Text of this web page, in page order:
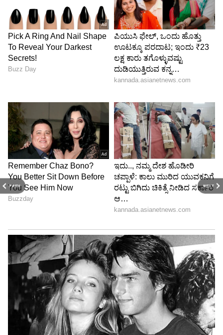
PREV NEXT
ಇದನ್ನೂ ಓದಿ: ಆರತಕ್ಷತೆ ನಡೆದ ಕೆಲವೇ ನಿಮಿಷಗಳಲ್ಲಿ
ಭೀಕರ ಅಪಘಾತದಲ್ಲಿ ಬಲಿಯಾದ ವಧು; ವರನಿಗೆ
ಗಂಭೀರ ಗಾಯ!
ಇದೇ ರೀತಿ, ಪ್ರತಿನಿಧಿಗಳ ಸದನದಲ್ಲಿ ದೀಪಾವಳಿ ಡೇ ಆ್ಯಕ್ಟ್
ಸಮುದಾಯದವರು ಶ್ಲಾಘಿಸಿದರು.
ಇದನ್ನೂ ಓದಿ:ಏರ್‌ಪೋರ್ಟ್‌ ಗೇಟ್‌ನಲ್ಲೇ ಕಾಮಿಡಿಯನ್‌
ಸೇರಿ ಇಬ್ಬರು ಮಹಿಳೆಯರ ಬಟ್ಟೆ ಬಿಚ್ಚಿಸಿದ ಏರ್‌ಲೈನ್ಸ್‌
ಸಿಬ್ಬಂದಿ!